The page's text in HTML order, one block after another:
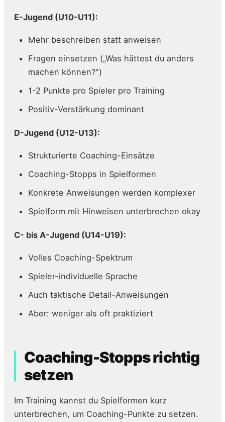
E-Jugend (U10-U11):
Mehr beschreiben statt anweisen
Fragen einsetzen („Was hättest du anders
machen können?")
1-2 Punkte pro Spieler pro Training
Positiv-Verstärkung dominant
D-Jugend (U12-U13):
Strukturierte Coaching-Einsätze
Coaching-Stopps in Spielformen
Konkrete Anweisungen werden komplexer
Spielform mit Hinweisen unterbrechen okay
C- bis A-Jugend (U14-U19):
Volles Coaching-Spektrum
Spieler-individuelle Sprache
Auch taktische Detail-Anweisungen
Aber: weniger als oft praktiziert
Coaching-Stopps richtig
setzen
Im Training kannst du Spielformen kurz
unterbrechen, um Coaching-Punkte zu setzen.